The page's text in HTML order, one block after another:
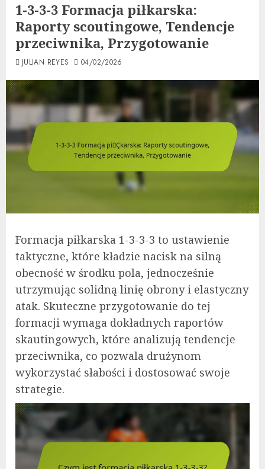
1-3-3-3 Formacja piłkarska:
Raporty scoutingowe, Tendencje
przeciwnika, Przygotowanie
JULIAN REYES 04/02/2026
Formacja piłkarska 1-3-3-3 to ustawienie
taktyczne, które kładzie nacisk na silną
obecność w środku pola, jednocześnie
utrzymując solidną linię obrony i elastyczny
atak. Skuteczne przygotowanie do tej
formacji wymaga dokładnych raportów
skautingowych, które analizują tendencje
przeciwnika, co pozwala drużynom
wykorzystać słabości i dostosować swoje
strategie.